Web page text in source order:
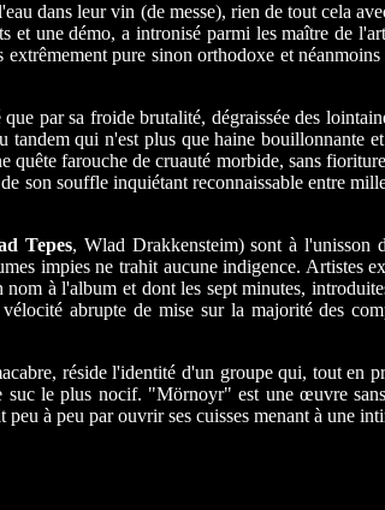
dans leur vin (de messe), rien de tout cela
une démo, a intronisé parmi les maître de
pure sinon orthodoxe et
par sa froide brutalité, dégraissée des
qui n'est plus que haine bouillonnante
farouche de cruauté morbide, sans
son souffle inquiétant reconnaissable entre
Tepes, Wlad Drakkensteim) sont à l'unisson
impies ne trahit aucune indigence. Artistes
à l'album et dont les sept minutes,
abrupte de mise sur la majorité des
réside l'identité d'un groupe qui, tout en
le plus nocif. "Mörnoyr" est une œuvre
à peu par ouvrir ses cuisses menant à une